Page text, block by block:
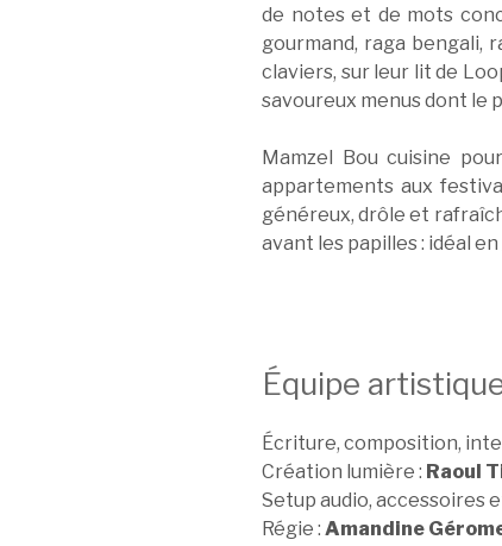
de notes et de mots
gourmand, raga bengali,
claviers, sur leur lit de
savoureux menus dont le
Mamzel Bou cuisine
appartements aux
généreux, drôle et
avant les papilles : idéal
Équipe
Écriture, composition,
Création lumière : Raoul
Setup audio, accessoires
Régie : Amandine